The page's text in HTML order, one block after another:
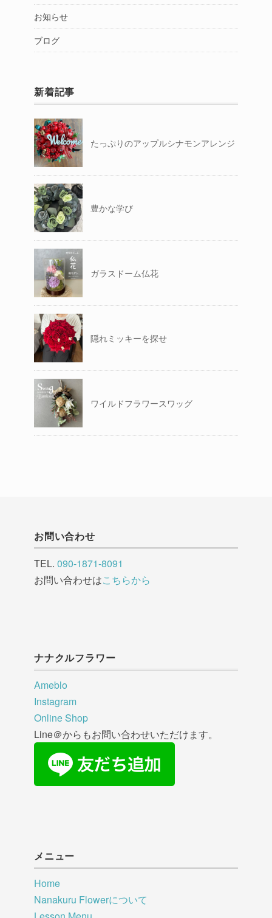
お知らせ
ブログ
新着記事
たっぷりのアップルシナモンアレンジ
豊かな学び
ガラスドーム仏花
隠れミッキーを探せ
ワイルドフラワースワッグ
お問い合わせ
TEL. 090-1871-8091
お問い合わせはこちらから
ナナクルフラワー
Ameblo
Instagram
Online Shop
Line＠からもお問い合わせいただけます。
メニュー
Home
Nanakuru Flowerについて